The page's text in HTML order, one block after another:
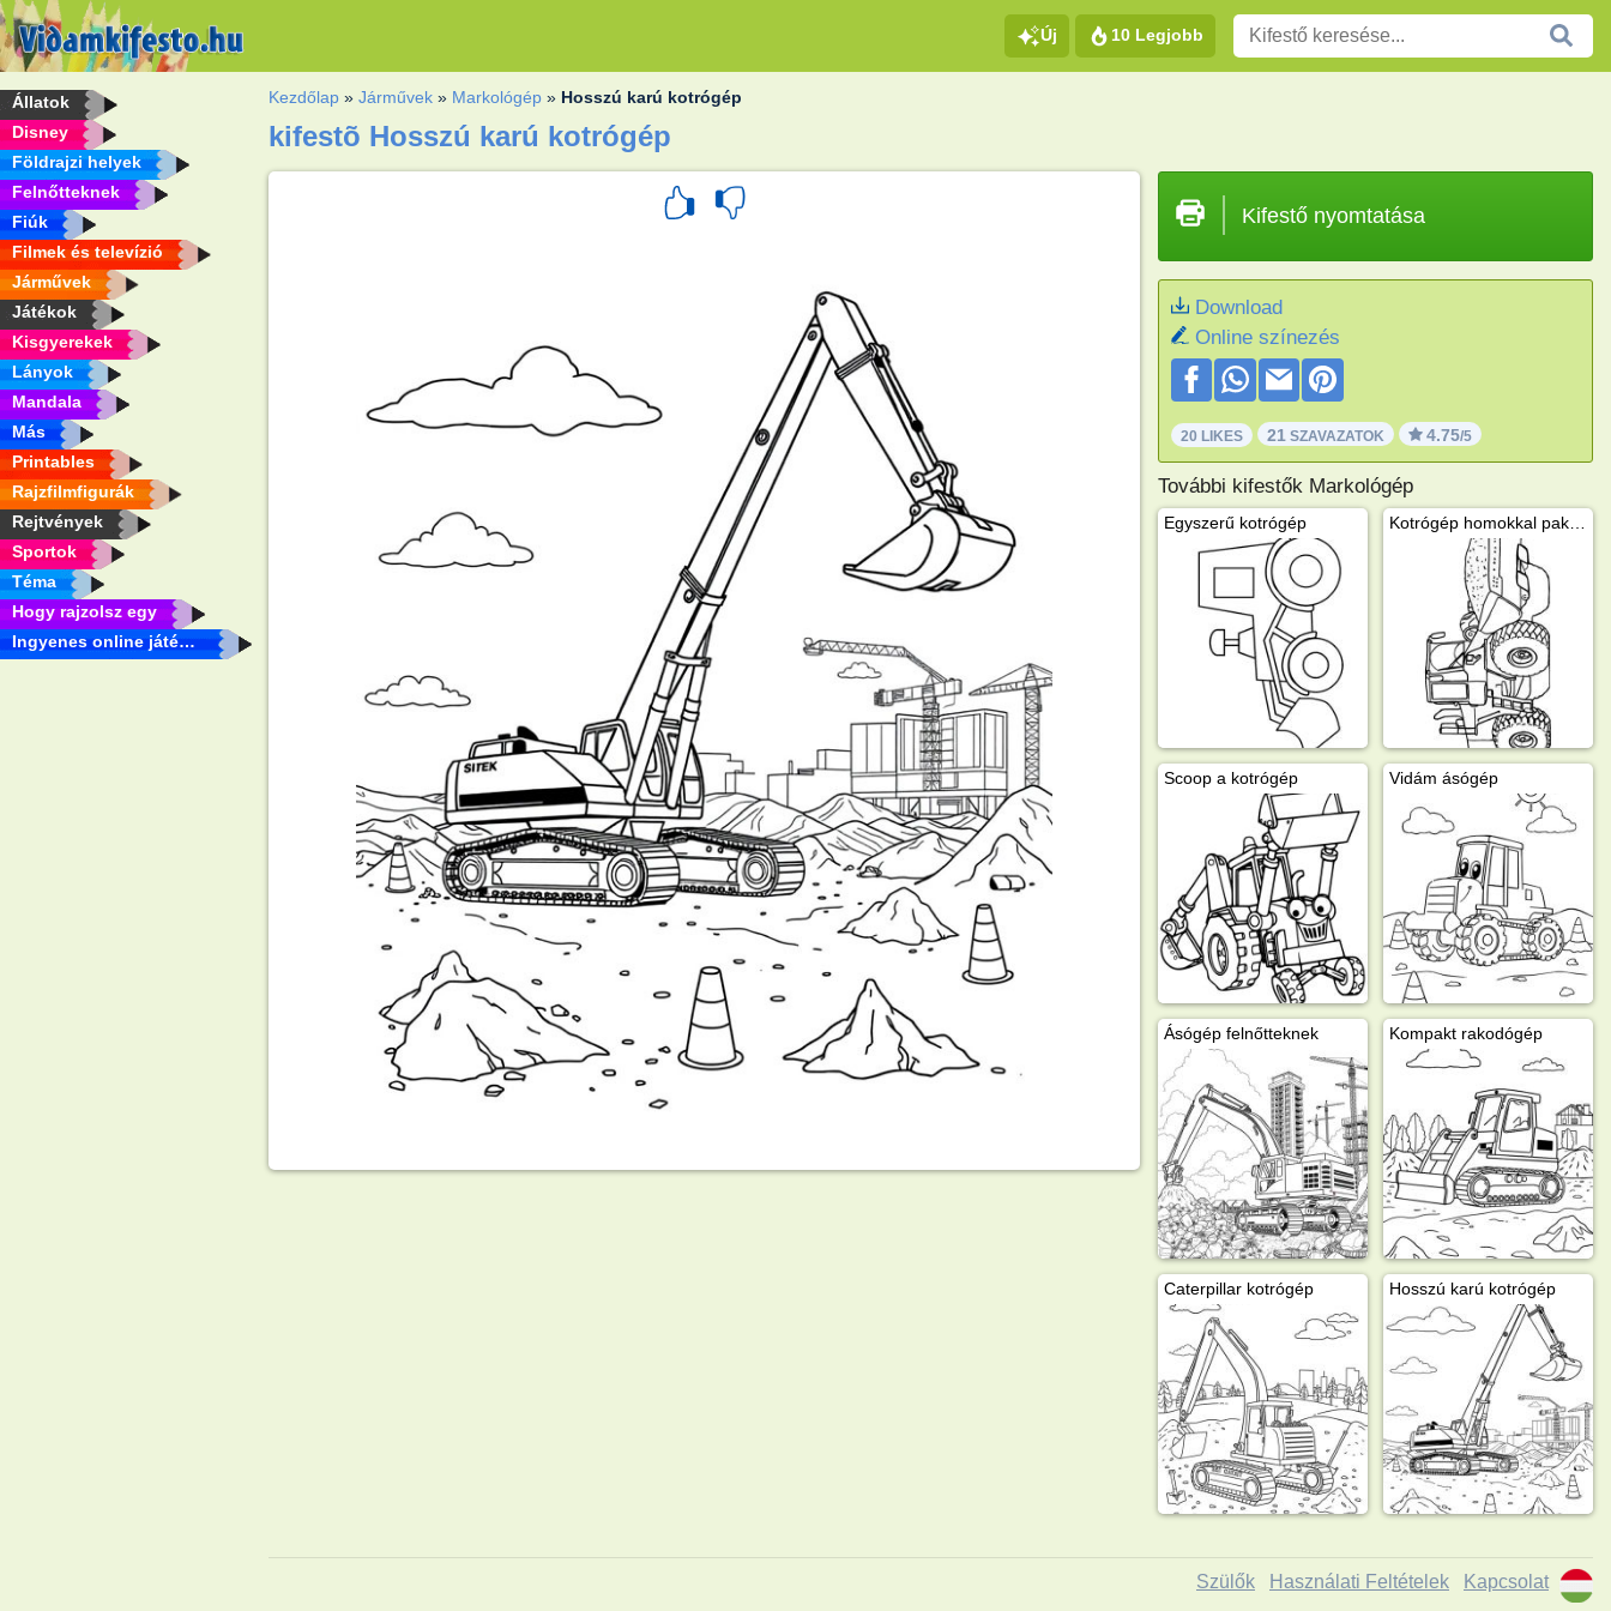
Új 10 Legjobb
Állatok
Disney
Földrajzi helyek
Felnőtteknek
Fiúk
Filmek és televízió
Járművek
Játékok
Kisgyerekek
Lányok
Mandala
Más
Printables
Rajzfilmfigurák
Rejtvények
Sportok
Téma
Hogy rajzolsz egy
Ingyenes online játékok
Kezdőlap »Járművek » Markológép » Hosszú karú kotrógép
kifestõ Hosszú karú kotrógép
Kifestő nyomtatása
Download
Online színezés
20 LIKES 21 SZAVAZATOK 4.75/5
További kifestők Markológép
Egyszerű kotrógép Kotrógép homokkal pakolva
Scoop a kotrógép Vidám ásógép
Ásógép felnőtteknek Kompakt rakodógép
Caterpillar kotrógép Hosszú karú kotrógép
Szülők Használati Feltételek Kapcsolat